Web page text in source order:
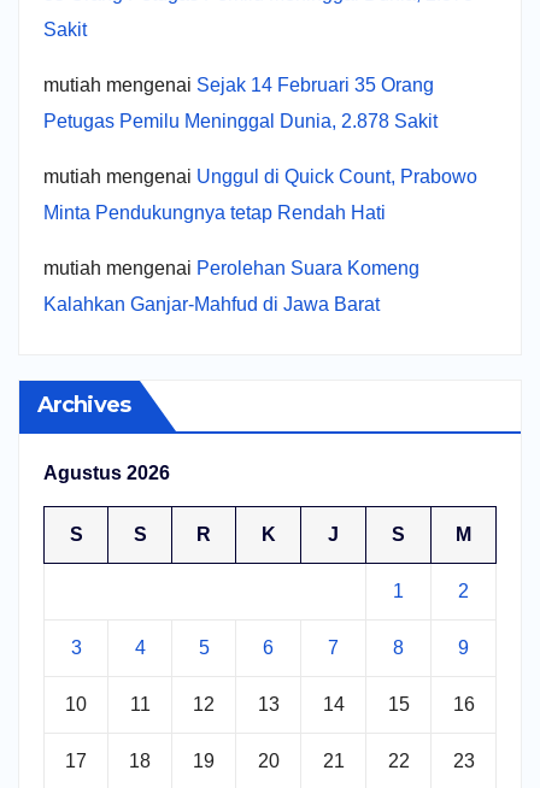
Sakit
mutiah mengenai Sejak 14 Februari 35 Orang
Petugas Pemilu Meninggal Dunia, 2.878 Sakit
mutiah mengenai Unggul di Quick Count, Prabowo
Minta Pendukungnya tetap Rendah Hati
mutiah mengenai Perolehan Suara Komeng
Kalahkan Ganjar-Mahfud di Jawa Barat
Archives
Agustus 2026
S S R K J S M
1 2
3 4 5 6 7 8 9
10 11 12 13 14 15 16
17 18 19 20 21 22 23